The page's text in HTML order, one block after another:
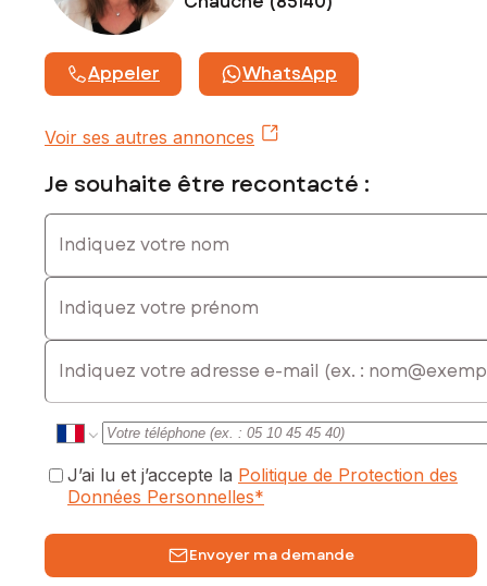
un quartier prisé de La Roche-sur-Yon.
Les informations sur les risques auxquels ce bien est
exposé sont disponibles sur le site Géorisques :
www.georisques.gouv.fr
Prix de vente : 77 500 €
Contactez votre conseiller SAFTI : Schéhérazade
scheherazade.djoudrez@safti.fr - EI - Agent commercial
immatriculé au RSAC de LA ROCHE-SUR-YON sous le
numéro 825 138 241
Appeler WhatsApp
Voir ses autres annonces
Je souhaite être recontacté :
Indiquez votre nom
Indiquez votre prénom
E-mail
J’ai lu et j’accepte la Politique de Protection des
Données Personnelles*
Envoyer ma demande